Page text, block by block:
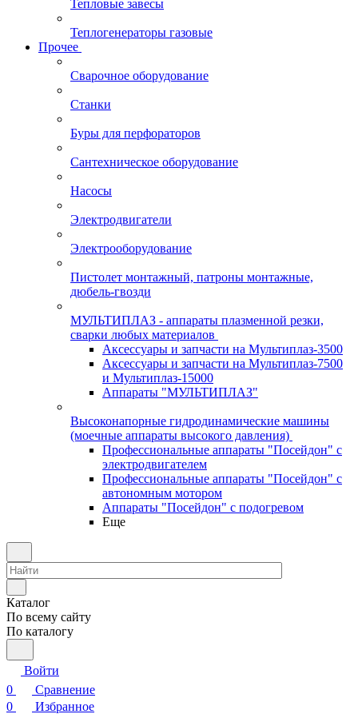
Тепловые завесы
Теплогенераторы газовые
Прочее
Сварочное оборудование
Станки
Буры для перфораторов
Сантехническое оборудование
Насосы
Электродвигатели
Электрооборудование
Пистолет монтажный, патроны монтажные,
дюбель-гвозди
МУЛЬТИПЛАЗ - аппараты плазменной резки,
сварки любых материалов
Аксессуары и запчасти на Мультиплаз-3500
Аксессуары и запчасти на Мультиплаз-7500
и Мультиплаз-15000
Аппараты "МУЛЬТИПЛАЗ"
Высоконапорные гидродинамические машины
(моечные аппараты высокого давления)
Профессиональные аппараты "Посейдон" с
электродвигателем
Профессиональные аппараты "Посейдон" с
автономным мотором
Аппараты "Посейдон" с подогревом
Еще
Каталог
По всему сайту
По каталогу
Войти
0
Сравнение
0
Избранное